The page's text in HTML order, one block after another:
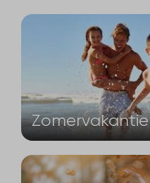
Zomervakantie